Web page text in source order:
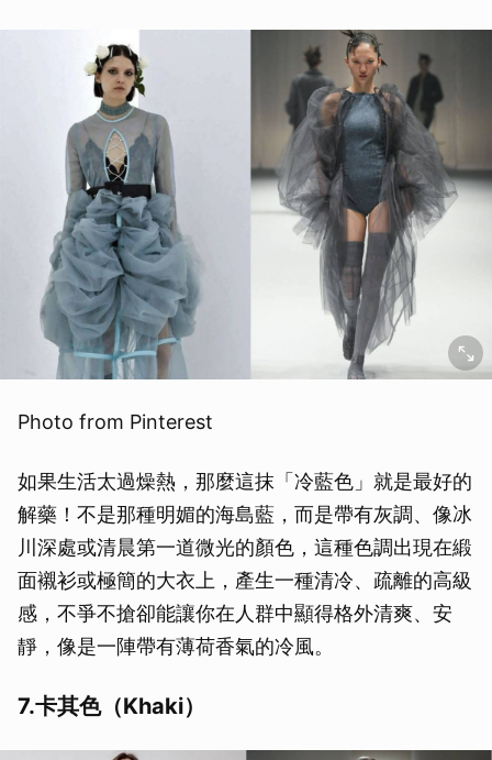
Photo from Pinterest
如果生活太過燥熱，那麼這抹「冷藍色」就是最好的
解藥！不是那種明媚的海島藍，而是帶有灰調、像冰
川深處或清晨第一道微光的顏色，這種色調出現在緞
面襯衫或極簡的大衣上，產生一種清冷、疏離的高級
感，不爭不搶卻能讓你在人群中顯得格外清爽、安
靜，像是一陣帶有薄荷香氣的冷風。
7.卡其色（Khaki）